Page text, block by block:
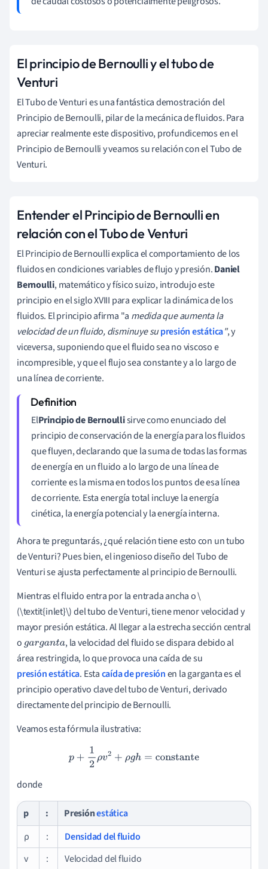
El principio de Bernoulli y el tubo de
Venturi
El Tubo de Venturi es una fantástica demostración del
Principio de Bernoulli, pilar de la mecánica de fluidos. Para
apreciar realmente este dispositivo, profundicemos en el
Principio de Bernoulli y veamos su relación con el Tubo de
Venturi.
Entender el Principio de Bernoulli en
relación con el Tubo de Venturi
El Principio de Bernoulli explica el comportamiento de los
fluidos en condiciones variables de flujo y presión.Daniel
Bernoulli, matemático y físico suizo, introdujo este
principio en el siglo XVIII para explicar la dinámica de los
fluidos. El principio afirma "a medida que aumenta la
velocidad de un fluido, disminuye supresión estática", y
viceversa, suponiendo que el fluido sea no viscoso e
incompresible, y que el flujo sea constante y a lo largo de
una línea de corriente.
ElPrincipio de Bernoullisirve como enunciado del
principio de conservación de la energía para los fluidos
que fluyen, declarando que la suma de todas las formas
de energía en un fluido a lo largo de una línea de
corriente es la misma en todos los puntos de esa línea
de corriente. Esta energía total incluye la energía
cinética, la energía potencial y la energía interna.
Ahora te preguntarás, ¿qué relación tiene esto con un tubo
de Venturi? Pues bien, el ingenioso diseño del Tubo de
Venturi se ajusta perfectamente al principio de Bernoulli.
Mientras el fluido entra por la entrada ancha o \
(\textit{inlet}\) del tubo de Venturi, tiene menor velocidad y
mayor presión estática. Al llegar a la estrecha sección central
ogarganta , la velocidad del fluido se dispara debido al
área restringida, lo que provoca una caída de su
presión estática. Estacaída de presiónen la garganta es el
principio operativo clave del tubo de Venturi, derivado
directamente del principio de Bernoulli.
Veamos esta fórmula ilustrativa:
p+12ρv 2+ ρgh= constante
donde
p : Presiónestática
ρ
:
Densidad del fluido
v
:
Velocidad del fluido